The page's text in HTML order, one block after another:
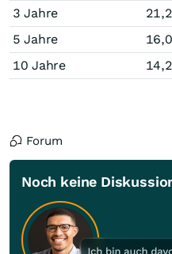
3 Jahre
5 Jahre
10 Jahre
Forum
Noch keine